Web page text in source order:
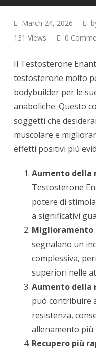
March 24, 2026
131 Views 0
Il Testosterone
testosterone molto
bodybuilder per le
anaboliche. Questo
soggetti che
muscolare e
effetti positivi più
Aumento della
Testosterone
potere di
a significativi
Miglioramento
segnalano un
complessiva,
superiori nelle
Aumento della
può contribuire
resistenza,
allenamento più
Recupero più